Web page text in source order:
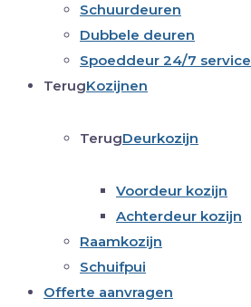
Schuurdeuren
Dubbele deuren
Spoeddeur 24/7 service
TerugKozijnen
TerugDeurkozijn
Voordeur kozijn
Achterdeur kozijn
Raamkozijn
Schuifpui
Offerte aanvragen